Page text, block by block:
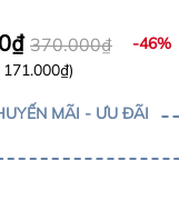
370.000₫
-46%
171.000₫)
MÃI - ƯU ĐÃI